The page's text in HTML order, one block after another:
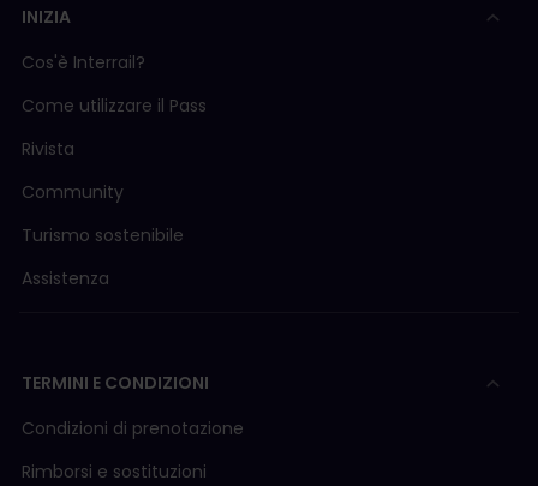
INIZIA
Cos'è Interrail?
Come utilizzare il Pass
Rivista
Community
Turismo sostenibile
Assistenza
TERMINI E CONDIZIONI
Condizioni di prenotazione
Rimborsi e sostituzioni